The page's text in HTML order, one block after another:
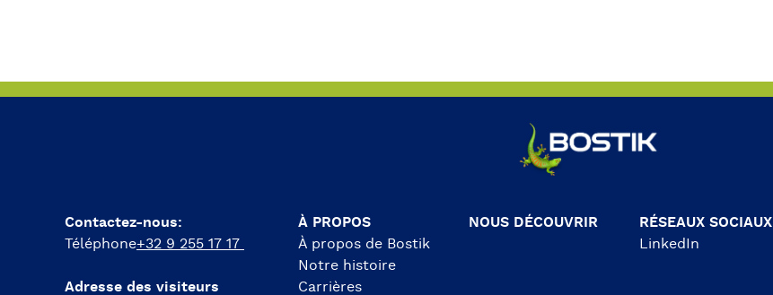
Contactez-nous:
Téléphone+32 9 255 17 17
Adresse des visiteurs
À PROPOS
À propos de Bostik
Notre histoire
Carrières
NOUS DÉCOUVRIR
RÉSEAUX SOCIAUX
LinkedIn